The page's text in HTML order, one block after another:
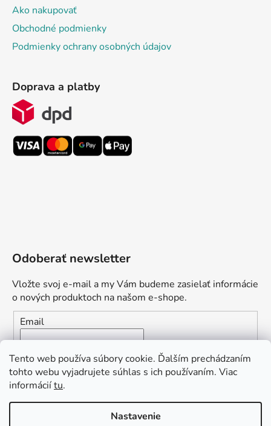
Tento web používa súbory cookie. Ďalším prechádzaním
tohto webu vyjadrujete súhlas s ich používaním. Viac
informáciítu.
Nastavenie
Ako nakupovať
Obchodné podmienky
Podmienky ochrany osobných údajov
Doprava a platby
Odoberať newsletter
Vložte svoj e-mail a my Vám budeme zasielať informácie
o nových produktoch na našom e-shope.
Email
Vložením e-mailu súhlasíte s
podmienkami ochrany
osobných údajov
môžem pomôcť?“